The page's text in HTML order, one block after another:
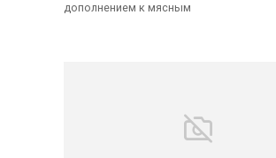
дополнением к мясным